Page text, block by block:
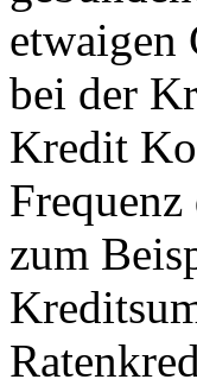
etwaigen
bei der
Kredit
zum